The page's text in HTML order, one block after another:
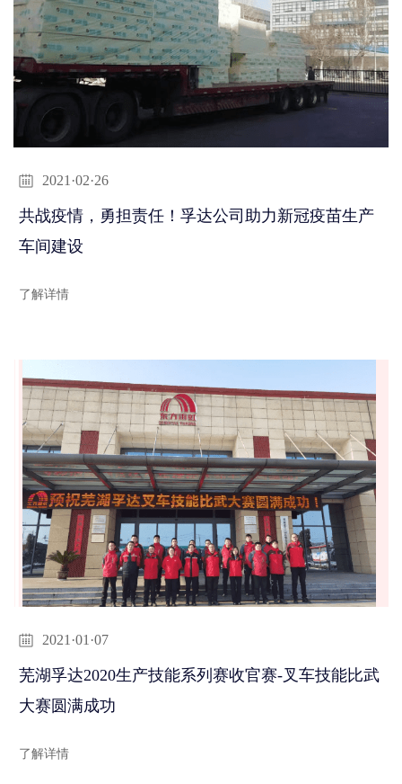
2021·02·26
共战疫情，勇担责任！孚达公司助力新冠疫苗生产
车间建设
了解详情
2021·01·07
芜湖孚达2020生产技能系列赛收官赛-叉车技能比武
大赛圆满成功
了解详情